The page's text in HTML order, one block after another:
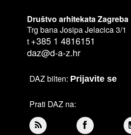
Društvo arhitekata Zagreba
Trg bana Josipa Jelacica 3/1
t +385 1 4816151
daz@d-a-z.hr
DAZ bilten: Prijavite se
Prati DAZ na: